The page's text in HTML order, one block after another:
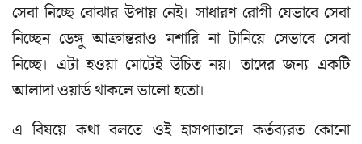
সেবা নিচ্ছে বোঝার উপায় নেই। সাধারণ রোগী যেভাবে সেবা
নিচ্ছেন ডেঙ্গু আক্রান্তরাও মশারি না টানিয়ে সেভাবে সেবা
নিচ্ছে। এটা হওয়া মোটেই উচিত নয়। তাদের জন্য একটি
আলাদা ওয়ার্ড থাকলে ভালো হতো।
এ বিষয়ে কথা বলতে ওই হাসপাতালে কর্তব্যরত কোনো